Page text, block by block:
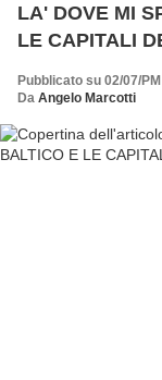
LA' DOVE MI
LE CAPITALI
Pubblicato su 02/07/
Da Angelo Marcotti